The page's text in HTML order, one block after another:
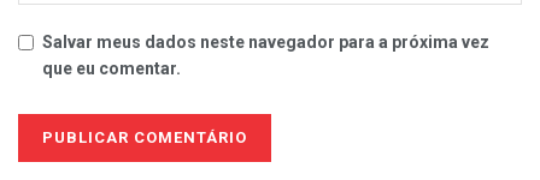
Salvar meus dados neste navegador para a próxima vez
que eu comentar.